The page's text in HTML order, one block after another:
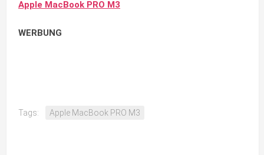
Apple MacBook PRO M3
WERBUNG
Tags: Apple MacBook PRO M3